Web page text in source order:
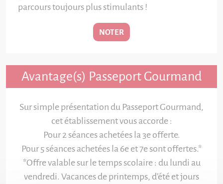
parcours toujours plus stimulants !
NOTER
Avantage(s) Passeport Gourmand
Sur simple présentation du Passeport Gourmand,
cet établissement vous accorde :
Pour 2 séances achetées la 3e offerte.
Pour 5 séances achetées la 6e et 7e sont offertes.*
*Offre valable sur le temps scolaire : du lundi au
vendredi. Vacances de printemps, d’été et jours